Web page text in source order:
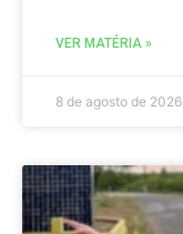
VER MATÉRIA »
8 de agosto de 2026